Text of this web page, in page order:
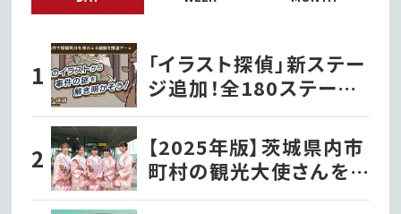
「イラスト探偵」新ステー
ジ追加！全180ステージ・
720問で推理力を試そう
【2025年版】茨城県内市
町村の観光大使さんを
紹介！